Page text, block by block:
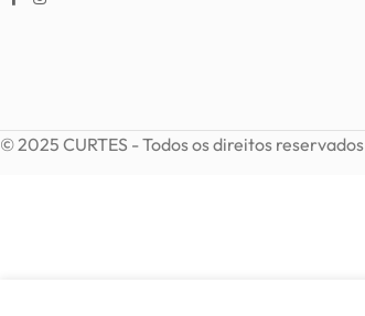
© 2025 CURTES - Todos os direitos reservados